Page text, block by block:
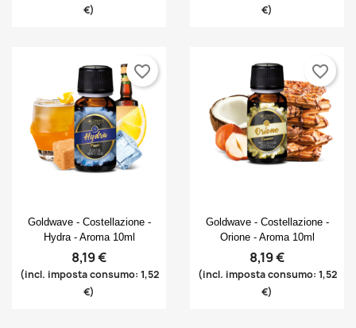
€)
€)
Anteprima
Goldwave - Costellazione -
Hydra - Aroma 10ml
8,19 €
(incl. imposta consumo: 1,52
€)
favorite_border
Anteprima
Goldwave - Costellazione -
Orione - Aroma 10ml
8,19 €
(incl. imposta consumo: 1,52
€)
favorite_border